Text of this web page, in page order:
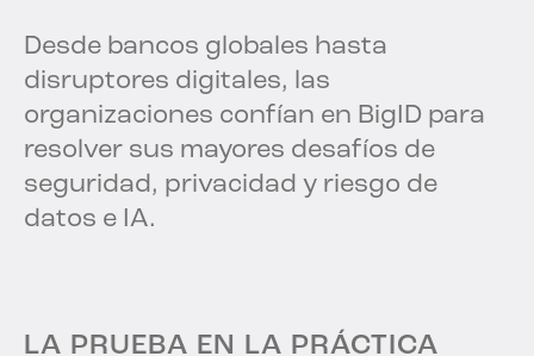
Desde bancos globales hasta
disruptores digitales, las
organizaciones confían en BigID para
resolver sus mayores desafíos de
seguridad, privacidad y riesgo de
datos e IA.
LA PRUEBA EN LA PRÁCTICA